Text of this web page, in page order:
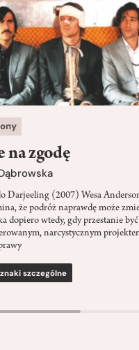
na zgodę
Darjeeling (2007) Wesa
że podróż naprawdę może
dopiero wtedy, gdy przestanie
narcystycznym
szczególne